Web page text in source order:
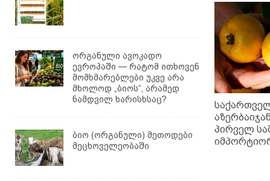
პირველ
ორგანული ავოკადო
ევროპაში — რატომ ითხოვენ
მომხმარებლები უკვე არა
მხოლოდ „ბიოს“, არამედ
ნამდვილ ხარისხსაც?
ბიო (ორგანული) მეთოდები
მეცხოველეობაში